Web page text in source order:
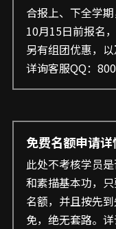
合报上、下全学
10月15日前报名
另有组团优惠，
详询客服QQ：
免费名额申请详
此处不考核学员
和素描基本功，
名额，并且按先
免，绝无套路。